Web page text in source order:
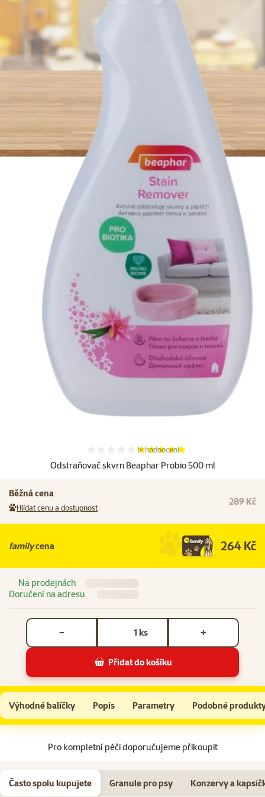
Odstraňovač skvrn Beaphar Probio 500 ml
Hodnocení 100%, počet hodnocení:
1×hodnocení
Běžná cena
Hlídat cenu a dostupnost
289 Kč
familycena 264 Kč
Na prodejnách
Doručení na adresu
ks
− +
Přidat do košíku
Odstraňovač skvrn Beaphar Probio 500 ml
Do košíku
Výhodné balíčky Popis Parametry Podobné
Na začátek stránky
Pro kompletní péči doporučujeme přikoupit
Často spolu kupujete Granule pro psy Konzervy a